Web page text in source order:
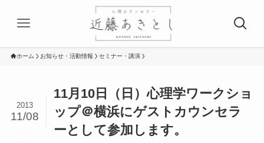
ホーム お知らせ・活動情報 セミナー・講演
11月10日（日）心理学ワークショ
ップ＠横浜にゲストカウンセラ
ーとして参加します。
2013
11/08